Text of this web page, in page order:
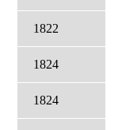
1822
1824
1824